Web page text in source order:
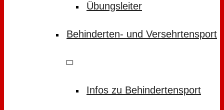
Übungsleiter
Behinderten- und Versehrtensport
Infos zu Behindertensport